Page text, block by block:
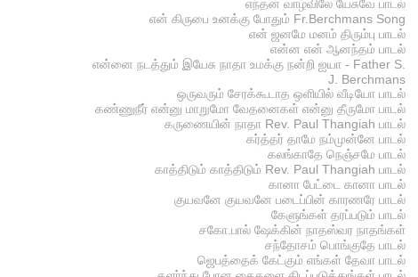
எந்தன் வாழ்விலே யேசுவே பாடல்
என் கிருபை உனக்கு போதும் Fr.Berchmans Song
என் ஜனமே மனம் திரும்பு பாடல்
என்ன என் ஆனந்தம் பாடல்
என்னை நடத்தும் இயேசு நாதா உமக்கு நன்றி ஐயா - Father S.
J. Berchmans
ஒருவரும் சேரக்கூடாத ஒளியில் வீடியோ பாடல்
கண்ணுநீர் என்னு மாறுமோ வேதனைகள் என்னு தீருமோ பாடல்
கருணையின் நாதா Rev. Paul Thangiah பாடல்
கர்த்தர் தாமே நம்முன்னே பாடல்
கலங்காதே நெஞ்சமே பாடல்
காத்திடும் காத்திடும் Rev. Paul Thangiah பாடல்
கானா பேட்டை கானா பாடல்
குயவனே குயவனே படைப்பின் காரணரே பாடல்
கேளுங்கள் தரப்படும் பாடல்
சகோ.பால் ஷேக்கின் நாதஸ்வர நாதங்கள்
சந்தோசம் பொங்குதே பாடல்
ஜெபத்தைக் கேட்கும் எங்கள் தேவா பாடல்